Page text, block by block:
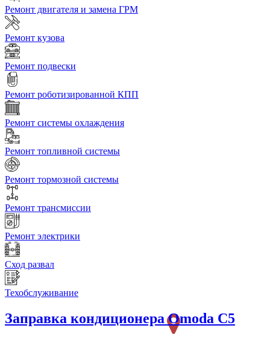
Ремонт двигателя и замена ГРМ
Ремонт кузова
Ремонт подвески
Ремонт роботизированной КПП
Ремонт системы охлаждения
Ремонт топливной системы
Ремонт тормозной системы
Ремонт трансмиссии
Ремонт электрики
Сход развал
Техобслуживание
Заправка кондиционераOmoda C5